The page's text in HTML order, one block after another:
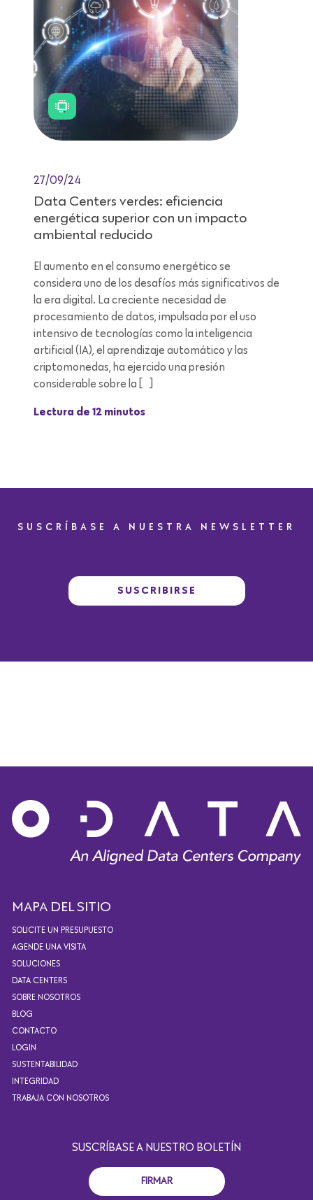
27/09/24
Data Centers verdes: eficiencia
energética superior con un impacto
ambiental reducido
El aumento en el consumo energético se
considera uno de los desafíos más significativos de
la era digital. La creciente necesidad de
procesamiento de datos, impulsada por el uso
intensivo de tecnologías como la inteligencia
artificial (IA), el aprendizaje automático y las
criptomonedas, ha ejercido una presión
considerable sobre la […]
Lectura de 12 minutos
SUSCRÍBASE A NUESTRA NEWSLETTER
SUSCRIBIRSE
MAPA DEL SITIO
SOLICITE UN PRESUPUESTO
AGENDE UNA VISITA
SOLUCIONES
DATA CENTERS
SOBRE NOSOTROS
BLOG
CONTACTO
LOGIN
SUSTENTABILIDAD
INTEGRIDAD
TRABAJA CON NOSOTROS
SUSCRÍBASE A NUESTRO BOLETÍN
FIRMAR